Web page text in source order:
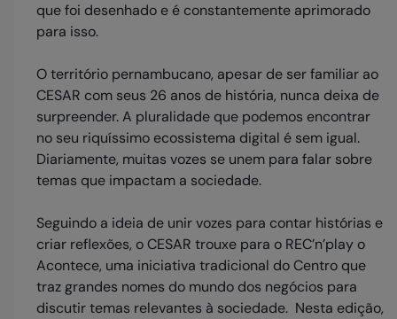
que foi desenhado e é constantemente aprimorado
para isso.
O território pernambucano, apesar de ser familiar ao
CESAR com seus 26 anos de história, nunca deixa de
surpreender. A pluralidade que podemos encontrar
no seu riquíssimo ecossistema digital é sem igual.
Diariamente, muitas vozes se unem para falar sobre
temas que impactam a sociedade.
Seguindo a ideia de unir vozes para contar histórias e
criar reflexões, o CESAR trouxe para o REC’n’play o
Acontece, uma iniciativa tradicional do Centro que
traz grandes nomes do mundo dos negócios para
discutir temas relevantes à sociedade. Nesta edição,